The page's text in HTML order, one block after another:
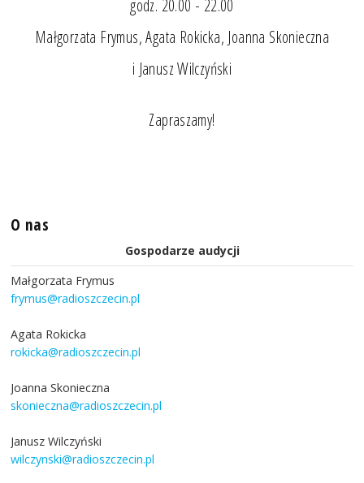
godz. 20.00 - 22.00
Małgorzata Frymus, Agata Rokicka, Joanna Skonieczna
i Janusz Wilczyński
Zapraszamy!
O nas
Gospodarze audycji
Małgorzata Frymus
frymus@radioszczecin.pl
Agata Rokicka
rokicka@radioszczecin.pl
Joanna Skonieczna
skonieczna@radioszczecin.pl
Janusz Wilczyński
wilczynski@radioszczecin.pl